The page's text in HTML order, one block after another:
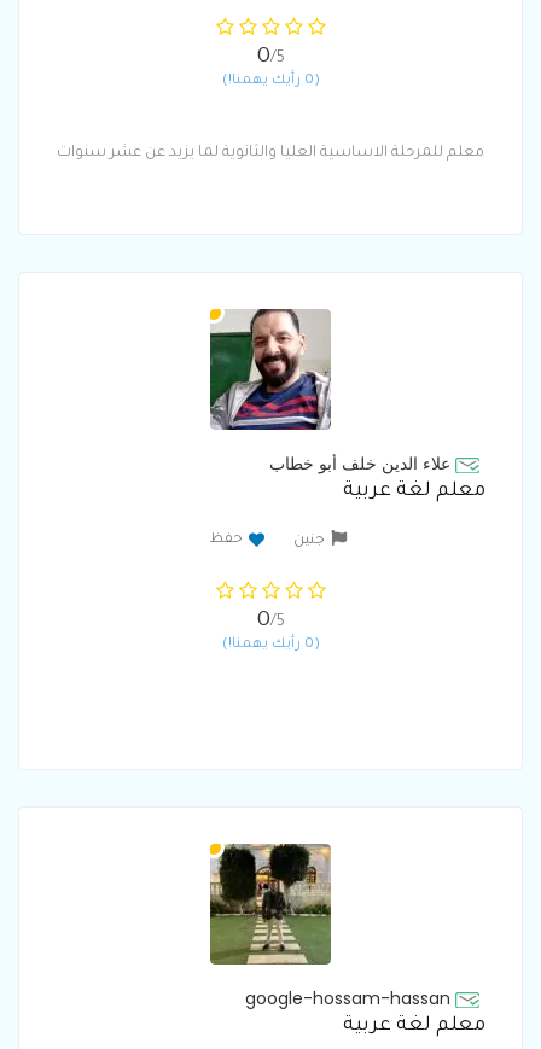
0/5
(0 رأيك يهمنا!)
معلم للمرحلة الاساسية العليا والثانوية لما يزيد عن عشر سنوات
علاء الدين خلف أبو خطاب
معلم لغة عربية
جنين حفظ
0/5
(0 رأيك يهمنا!)
google-hossam-hassan
معلم لغة عربية